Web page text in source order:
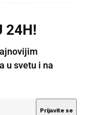
24H!
u svetu i na